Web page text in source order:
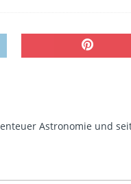
Astronomie und